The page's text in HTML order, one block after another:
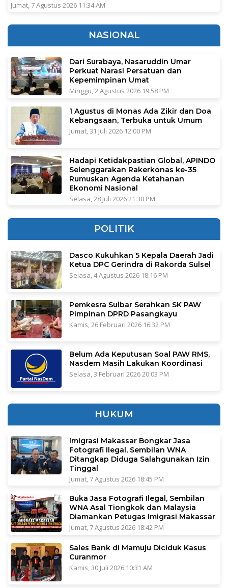
Jumat, 7 Agustus 2026 11:34 AM
NASIONAL
Dari Surabaya, Nasaruddin Umar
Perkuat Narasi Persatuan dan
Kepemimpinan Umat
Minggu, 2 Agustus 2026 19:58 PM
1 Agustus di Monas Ada Zikir dan Doa
Kebangsaan, Terbuka untuk Umum
Jumat, 31 Juli 2026 12:00 PM
Hadapi Ketidakpastian Global, APINDO
Selenggarakan Rakerkonas ke-35
Rumuskan Agenda Ketahanan
Ekonomi Nasional
Selasa, 28 Juli 2026 21:30 PM
POLITIK
Dasco Kukuhkan 5 Kepala Daerah Jadi
Ketua DPC Gerindra di Rakorda Sulsel
Selasa, 4 Agustus 2026 18:16 PM
Pemkesra Sulbar Serahkan SK PAW
Pimpinan DPRD Pasangkayu
Kamis, 26 Februari 2026 16:32 PM
Belum Ada Keputusan Soal PAW RMS,
Nasdem Masih Lakukan Koordinasi
Selasa, 3 Februari 2026 20:03 PM
HUKUM
Imigrasi Makassar Bongkar Jasa
Fotografi Ilegal, Sembilan WNA
Ditangkap Diduga Salahgunakan Izin
Tinggal
Jumat, 7 Agustus 2026 18:45 PM
Buka Jasa Fotografi Ilegal, Sembilan
WNA Asal Tiongkok dan Malaysia
Diamankan Petugas Imigrasi Makassar
Jumat, 7 Agustus 2026 18:42 PM
Sales Bank di Mamuju Diciduk Kasus
Curanmor
Kamis, 30 Juli 2026 10:31 AM